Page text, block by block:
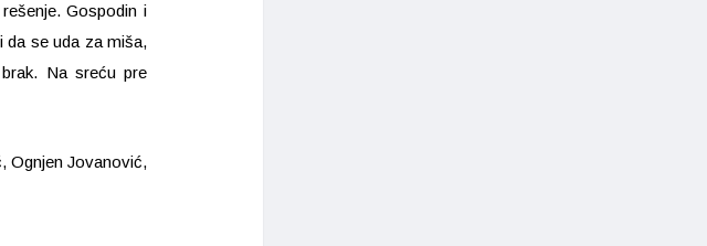
Gospodin i
da se uda za miša,
Na sreću pre
Ognjen Jovanović,